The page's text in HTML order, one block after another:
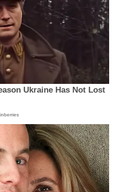
Ukraine Has Not Lost